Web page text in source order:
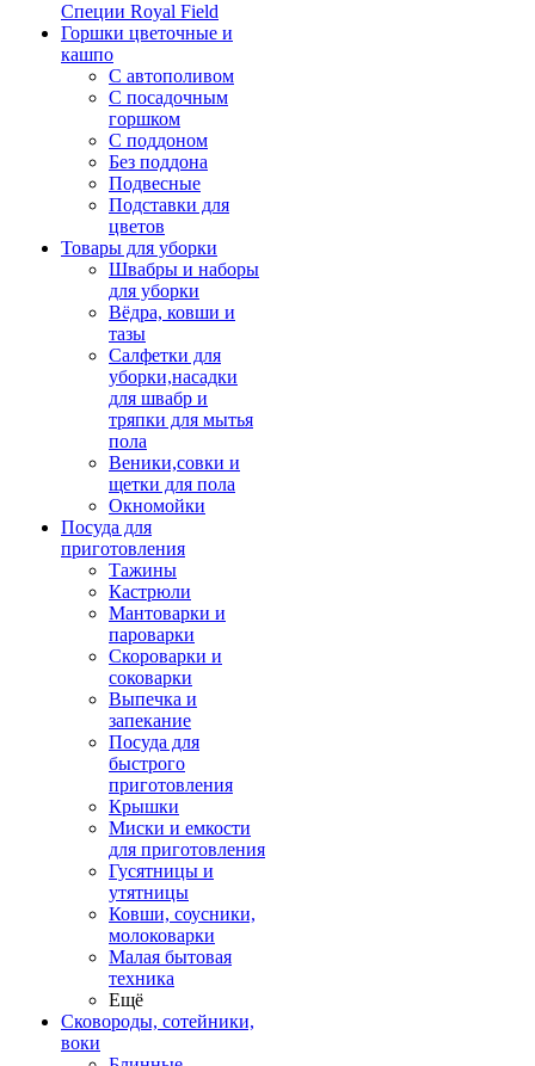
Специи Royal Field
Горшки цветочные и
кашпо
С автополивом
С посадочным
горшком
С поддоном
Без поддона
Подвесные
Подставки для
цветов
Товары для уборки
Швабры и наборы
для уборки
Вёдра, ковши и
тазы
Салфетки для
уборки,насадки
для швабр и
тряпки для мытья
пола
Веники,совки и
щетки для пола
Окномойки
Посуда для
приготовления
Тажины
Кастрюли
Мантоварки и
пароварки
Скороварки и
соковарки
Выпечка и
запекание
Посуда для
быстрого
приготовления
Крышки
Миски и емкости
для приготовления
Гусятницы и
утятницы
Ковши, соусники,
молоковарки
Малая бытовая
техника
Ещё
Сковороды, сотейники,
воки